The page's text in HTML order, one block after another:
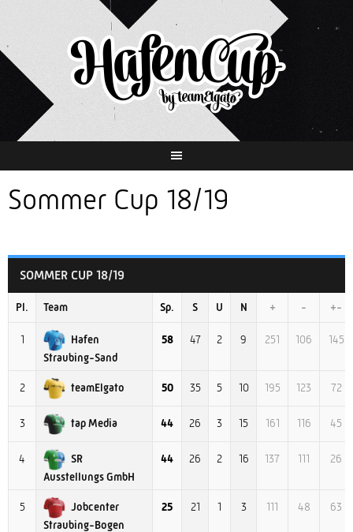
Inhalt
Sommer Cup 18/19
SOMMER CUP 18/19
Pl. Team Sp. S U N + - +-
1
Hafen
Straubing-Sand
58 47 2 9 251 106 145
2 teamElgato 50 35 5 10 195 123 72
3 tap Media 44 26 3 15 161 116 45
4
SR
Ausstellungs GmbH
44 26 2 16 137 111 26
5
Jobcenter
Straubing-Bogen
25 21 1 3 111 48 63